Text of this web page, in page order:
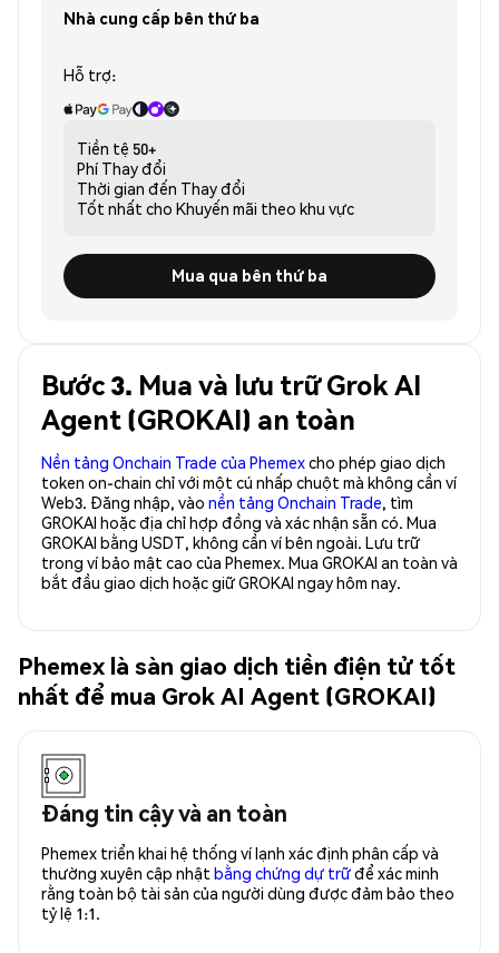
Nhà cung cấp bên thứ ba
Hỗ trợ:
Tiền tệ 50+
Phí Thay đổi
Thời gian đến Thay đổi
Tốt nhất cho Khuyến mãi theo khu vực
Mua qua bên thứ ba
Bước 3. Mua và lưu trữ Grok AI
Agent (GROKAI) an toàn
Nền tảng Onchain Trade của Phemexcho phép giao dịch
token on-chain chỉ với một cú nhấp chuột mà không cần ví
Web3. Đăng nhập, vào nền tảng Onchain Trade, tìm
GROKAI hoặc địa chỉ hợp đồng và xác nhận sẵn có. Mua
GROKAI bằng USDT, không cần ví bên ngoài. Lưu trữ
trong ví bảo mật cao của Phemex. Mua GROKAI an toàn và
bắt đầu giao dịch hoặc giữ GROKAI ngay hôm nay.
Phemex là sàn giao dịch tiền điện tử tốt
nhất để mua Grok AI Agent (GROKAI)
Đáng tin cậy và an toàn
Phemex triển khai hệ thống ví lạnh xác định phân cấp và
thường xuyên cập nhật bằng chứng dự trữđể xác minh
rằng toàn bộ tài sản của người dùng được đảm bảo theo
tỷ lệ 1:1.